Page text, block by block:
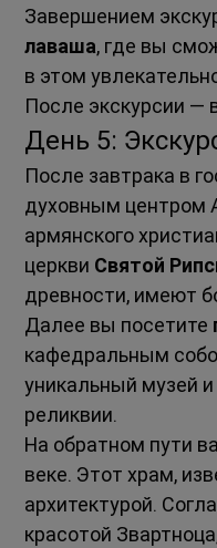
Завершением
лаваша, где вы
в этом
После экскурсии —
День 5:
После завтрака в
духовным центром
армянского
церкви Святой
древности, имеют
Далее вы посетите
кафедральным
уникальный музей
реликвии.
На обратном пути
веке. Этот храм,
архитектурой.
красотой